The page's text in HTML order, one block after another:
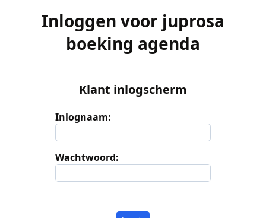
Inloggen voor juprosa
boeking agenda
Klant inlogscherm
Inlognaam:
Wachtwoord: